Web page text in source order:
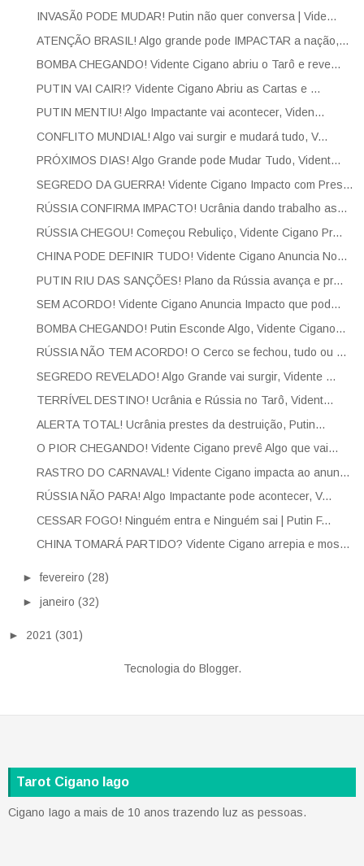
INVASÃ0 PODE MUDAR! Putin não quer conversa | Vide...
ATENÇÃO BRASIL! Algo grande pode IMPACTAR a nação,...
BOMBA CHEGANDO! Vidente Cigano abriu o Tarô e reve...
PUTIN VAI CAIR!? Vidente Cigano Abriu as Cartas e ...
PUTIN MENTIU! Algo Impactante vai acontecer, Viden...
CONFLITO MUNDIAL! Algo vai surgir e mudará tudo, V...
PRÓXIMOS DIAS! Algo Grande pode Mudar Tudo, Vident...
SEGREDO DA GUERRA! Vidente Cigano Impacto com Pres...
RÚSSIA CONFIRMA IMPACTO! Ucrânia dando trabalho as...
RÚSSIA CHEGOU! Começou Rebuliço, Vidente Cigano Pr...
CHINA PODE DEFINIR TUDO! Vidente Cigano Anuncia No...
PUTIN RIU DAS SANÇÕES! Plano da Rússia avança e pr...
SEM ACORDO! Vidente Cigano Anuncia Impacto que pod...
BOMBA CHEGANDO! Putin Esconde Algo, Vidente Cigano...
RÚSSIA NÃO TEM ACORDO! O Cerco se fechou, tudo ou ...
SEGREDO REVELADO! Algo Grande vai surgir, Vidente ...
TERRÍVEL DESTINO! Ucrânia e Rússia no Tarô, Vident...
ALERTA TOTAL! Ucrânia prestes da destruição, Putin...
O PIOR CHEGANDO! Vidente Cigano prevê Algo que vai...
RASTRO DO CARNAVAL! Vidente Cigano impacta ao anun...
RÚSSIA NÃO PARA! Algo Impactante pode acontecer, V...
CESSAR FOGO! Ninguém entra e Ninguém sai | Putin F...
CHINA TOMARÁ PARTIDO? Vidente Cigano arrepia e mos...
►fevereiro (28)
► janeiro (32)
► 2021 (301)
Tecnologia do Blogger.
Tarot Cigano Iago
Cigano Iago a mais de 10 anos trazendo luz as pessoas.